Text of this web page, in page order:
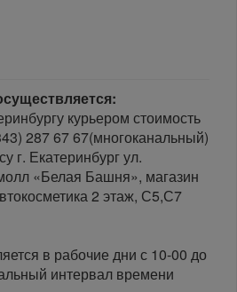
курьером стоимость
287 67 67(многоканальный)
г. Екатеринбург ул.
«Белая Башня», магазин
2 этаж, С5,С7
в рабочие дни с 10-00 до
интервал времени